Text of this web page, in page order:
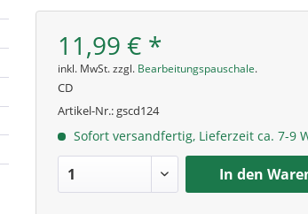
11,99 € *
inkl. MwSt. zzgl. Bearbeitungspauschale.
CD
Artikel-Nr.:gscd124
Sofort versandfertig, Lieferzeit ca. 7-9
In den